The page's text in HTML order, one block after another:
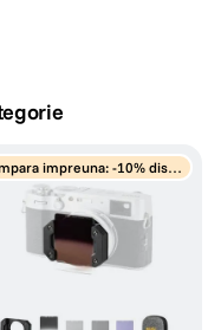
impreuna: -10% disco